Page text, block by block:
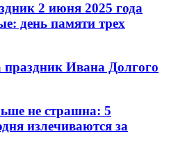
2 июня 2025 года
день памяти трех
Ивана Долгого
не страшна: 5
излечиваются за